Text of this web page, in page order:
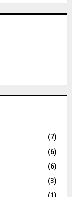
(7)
(6)
(6)
(3)